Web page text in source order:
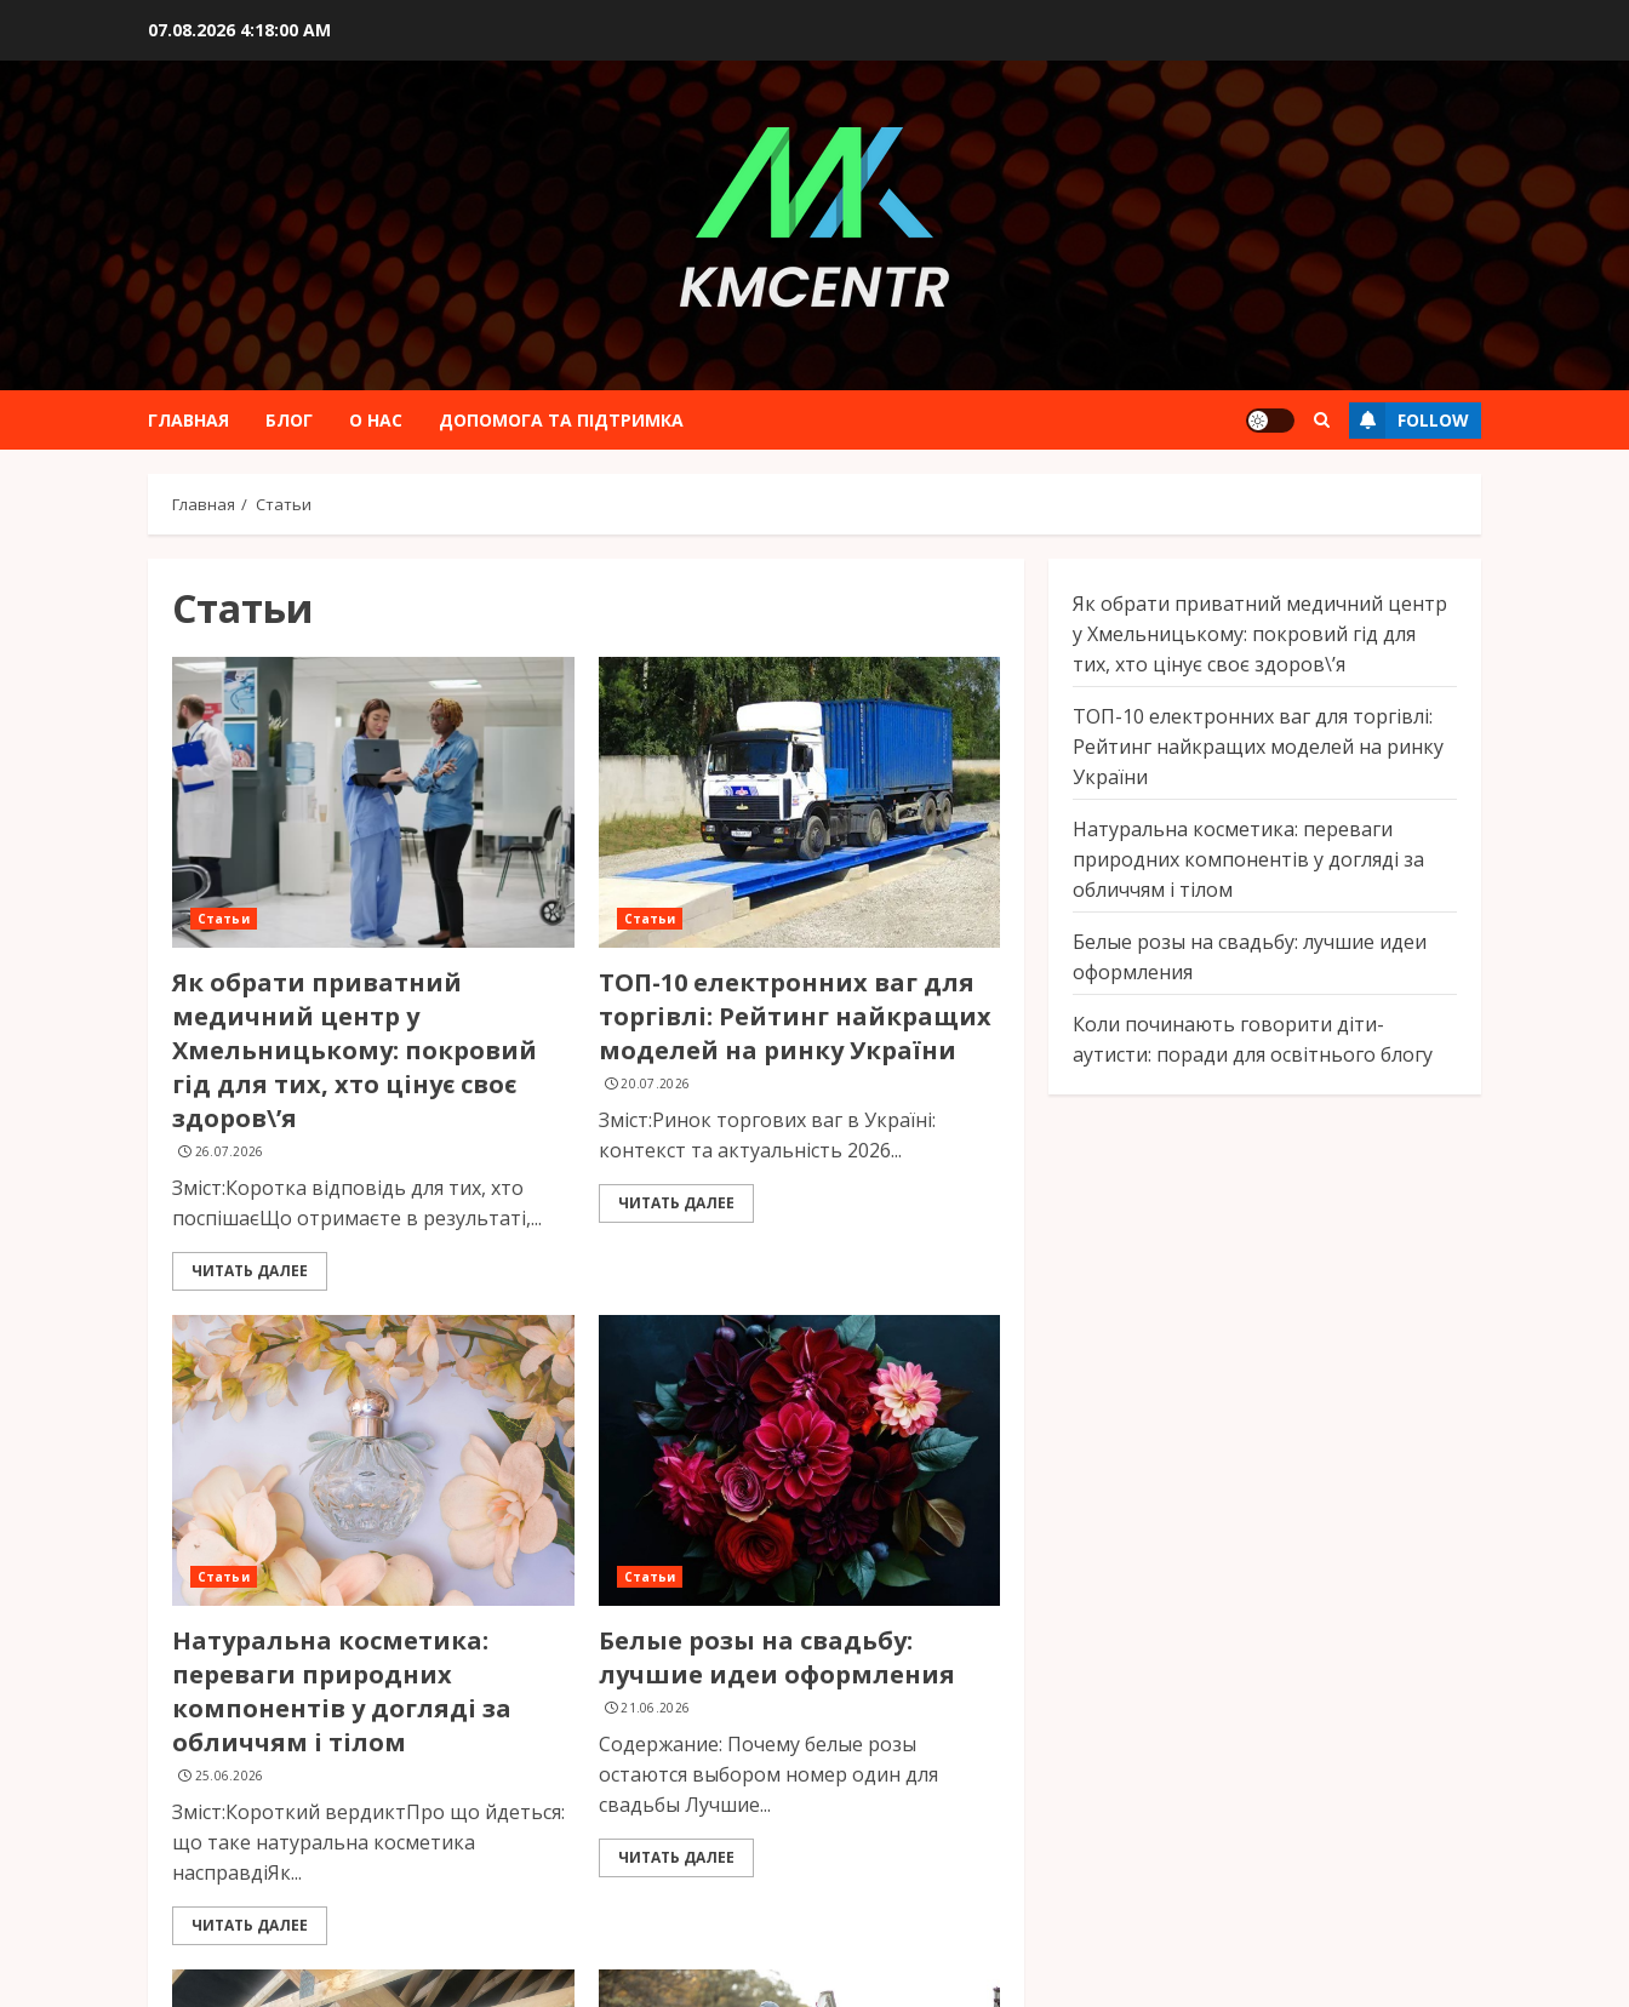
содержимому
07.08.2026 4:18:02 AM
ГЛАВНАЯ БЛОГ О НАС ДОПОМОГА ТА ПІДТРИМКА FOLLOW
Главная Статьи
Статьи
Статьи
Як обрати приватний
медичний центр у
Хмельницькому: покровий
гід для тих, хто цінує своє
здоров\’я
26.07.2026
Зміст:Коротка відповідь для тих, хто
поспішаєЩо отримаєте в результаті,...
ЧИТАТЬ ДАЛЕЕ
Статьи
ТОП-10 електронних ваг для
торгівлі: Рейтинг найкращих
моделей на ринку України
20.07.2026
Зміст:Ринок торгових ваг в Україні:
контекст та актуальність 2026...
ЧИТАТЬ ДАЛЕЕ
Статьи
Натуральна косметика:
переваги природних
компонентів у догляді за
обличчям і тілом
25.06.2026
Зміст:Короткий вердиктПро що йдеться:
що таке натуральна косметика
насправдіЯк...
ЧИТАТЬ ДАЛЕЕ
Статьи
Белые розы на свадьбу:
лучшие идеи оформления
21.06.2026
Содержание: Почему белые розы
остаются выбором номер один для
свадьбы Лучшие...
ЧИТАТЬ ДАЛЕЕ
Як обрати приватний медичний центр
у Хмельницькому: покровий гід для
тих, хто цінує своє здоров\’я
ТОП-10 електронних ваг для торгівлі:
Рейтинг найкращих моделей на ринку
України
Натуральна косметика: переваги
природних компонентів у догляді за
обличчям і тілом
Белые розы на свадьбу: лучшие идеи
оформления
Коли починають говорити діти-
аутисти: поради для освітнього блогу